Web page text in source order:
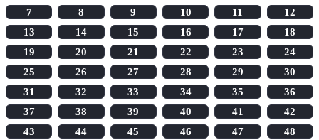
7
8 9 10 11
12
13
14 15 16 17
18
19
20 21 22 23
24
25
26 27 28 29
30
31
32 33 34 35
36
37
38 39 40 41
42
43
44 45 46 47
48